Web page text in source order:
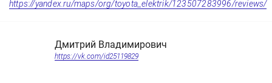
https://yandex.ru/maps/org/toyota_elektrik/123507283996/reviews/
Дмитрий Владимирович
https://vk.com/id25119829